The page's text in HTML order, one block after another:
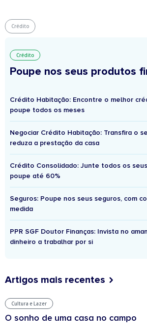
Crédito
Crédito
Poupe nos seus produtos
Crédito Habitação: Encontre o melhor
poupe todos os meses
Negociar Crédito Habitação: Transfira o
reduza a prestação da casa
Crédito Consolidado: Junte todos os
poupe até 60%
Seguros: Poupe nos seus seguros, com
medida
PPR SGF Doutor Finanças: Invista no
dinheiro a trabalhar por si
Artigos mais recentes
Cultura e Lazer
O sonho de uma casa no campo